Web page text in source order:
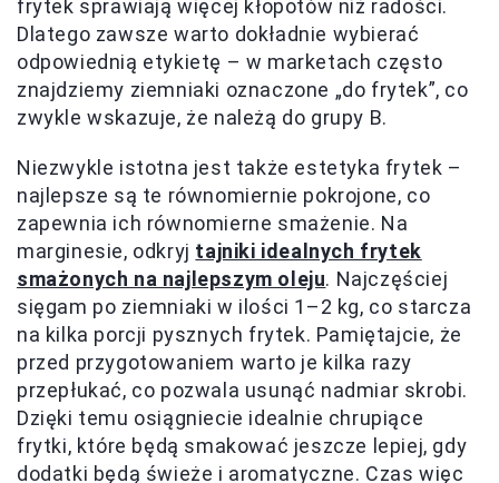
frytek sprawiają więcej kłopotów niż radości.
Dlatego zawsze warto dokładnie wybierać
odpowiednią etykietę – w marketach często
znajdziemy ziemniaki oznaczone „do frytek”, co
zwykle wskazuje, że należą do grupy B.
Niezwykle istotna jest także estetyka frytek –
najlepsze są te równomiernie pokrojone, co
zapewnia ich równomierne smażenie. Na
marginesie, odkryj tajniki idealnych frytek
smażonych na najlepszym oleju. Najczęściej
sięgam po ziemniaki w ilości 1–2 kg, co starcza
na kilka porcji pysznych frytek. Pamiętajcie, że
przed przygotowaniem warto je kilka razy
przepłukać, co pozwala usunąć nadmiar skrobi.
Dzięki temu osiągniecie idealnie chrupiące
frytki, które będą smakować jeszcze lepiej, gdy
dodatki będą świeże i aromatyczne. Czas więc